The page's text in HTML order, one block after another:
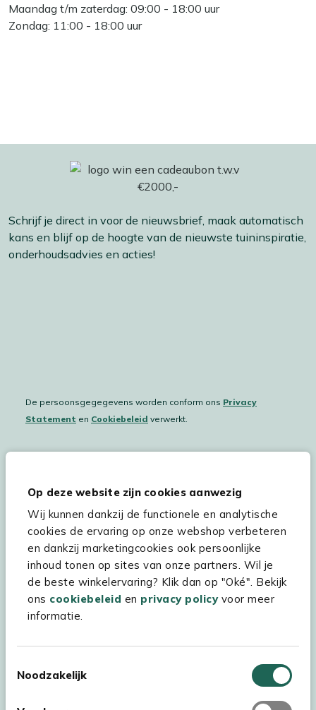
Op deze website zijn cookies aanwezig
Wij kunnen dankzij de functionele en analytische
cookies de ervaring op onze webshop verbeteren
en dankzij marketingcookies ook persoonlijke
inhoud tonen op sites van onze partners. Wil je
de beste winkelervaring? Klik dan op "Oké". Bekijk
ons cookiebeleid en privacy policyvoor meer
informatie.
Noodzakelijk
Maandag t/m zaterdag: 09:00 - 18:00 uur
Zondag: 11:00 - 18:00 uur
Schrijf je direct in voor de nieuwsbrief, maak automatisch
kans en blijf op de hoogte van de nieuwste tuininspiratie,
onderhoudsadvies en acties!
De persoonsgegegevens worden conform ons Privacy
Statement en Cookiebeleid verwerkt.
Hulp & service
Assortiment
Kees Smit Tuinmeubelen
Experience Stores XXL